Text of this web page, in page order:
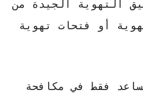
التهوية الجيدة من
أو فتحات تهوية
فقط في مكافحة